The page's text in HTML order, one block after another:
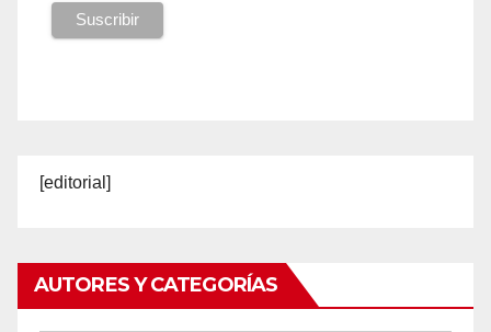
[editorial]
AUTORES Y CATEGORÍAS